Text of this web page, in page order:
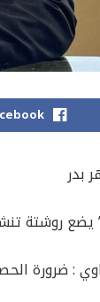
بدر
يضع روشتة
: ضرورة